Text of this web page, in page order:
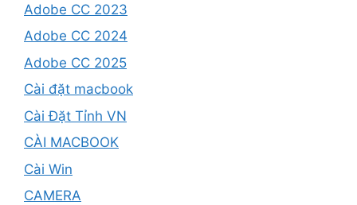
Adobe CC 2023
Adobe CC 2024
Adobe CC 2025
Cài đặt macbook
Cài Đặt Tỉnh VN
CÀI MACBOOK
Cài Win
CAMERA